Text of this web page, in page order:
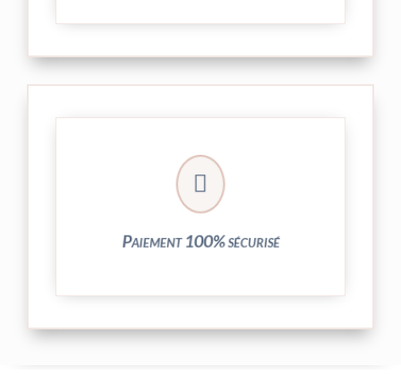

Paiement 100% sécurisé
Vos transactions par carte bancaire sont
entièrement sécurisées grâce au système
crypté de notre partenaire PayPlug.